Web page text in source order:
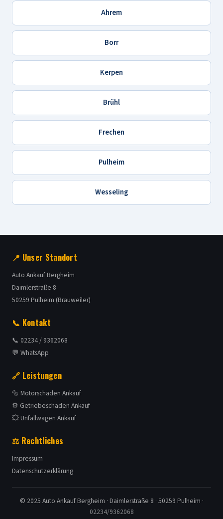
Ahrem
Borr
Kerpen
Brühl
Frechen
Pulheim
Wesseling
📍 Unser Standort
Auto Ankauf Bergheim
Daimlerstraße 8
50259 Pulheim (Brauweiler)
📞 Kontakt
📞 02234 / 9362068
💬 WhatsApp
🔗 Leistungen
🔩 Motorschaden Ankauf
⚙️ Getriebeschaden Ankauf
💥 Unfallwagen Ankauf
⚖️ Rechtliches
Impressum
Datenschutzerklärung
© 2025 Auto Ankauf Bergheim · Daimlerstraße 8 · 50259 Pulheim ·
02234/9362068